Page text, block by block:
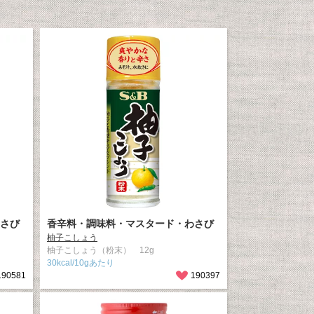
び 香辛料・調味料・マスタード・わさび
柚子こしょう
柚子こしょう（粉末） 12g
30kcal/10gあたり
190397